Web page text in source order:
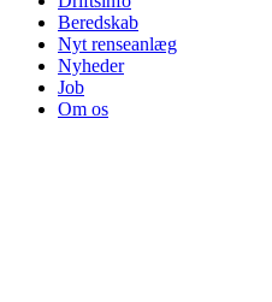
Beredskab
Nyt renseanlæg
Nyheder
Job
Om os